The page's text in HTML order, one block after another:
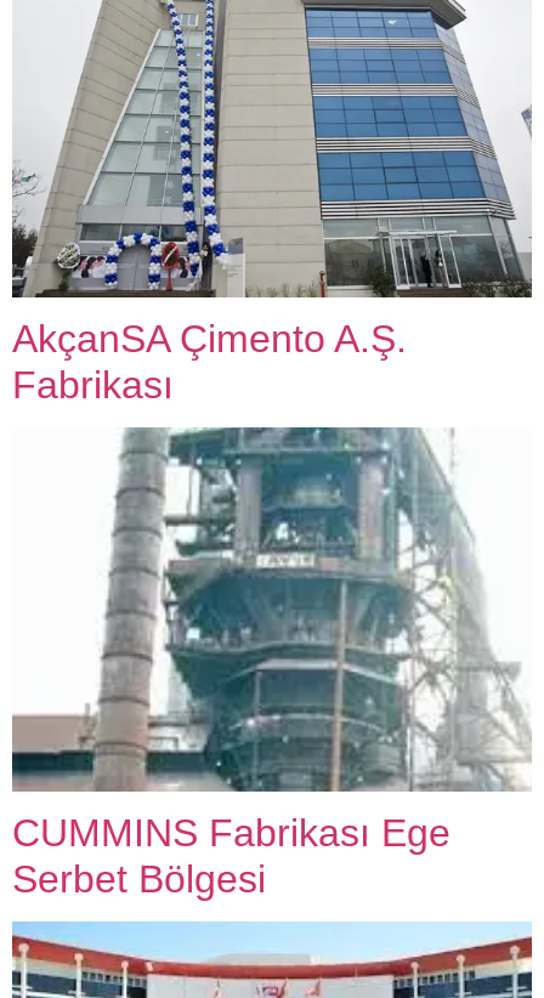
AkçanSA Çimento A.Ş.
Fabrikası
CUMMINS Fabrikası Ege
Serbet Bölgesi